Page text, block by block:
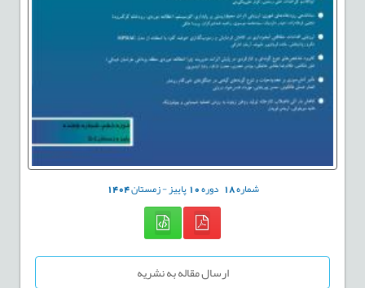
شماره18 دوره10پاییز - زمستان1404
ارسال مقاله به نشریه